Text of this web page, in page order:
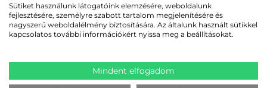
Webshopos csomagoláshoz, ahol az utolsó benyomás számít.
Kör, szív vagy bármilyen egyedi formában, grafikai tervezéssel
Sütiket használunk látogatóink elemzésére, weboldalunk
fejlesztésére, személyre szabott tartalom megjelenítésére és
nagyszerű weboldalélmény biztosítására. Az általunk használt sütikkel
kapcsolatos további információkért nyissa meg a beállításokat.
Mindent elfogadom